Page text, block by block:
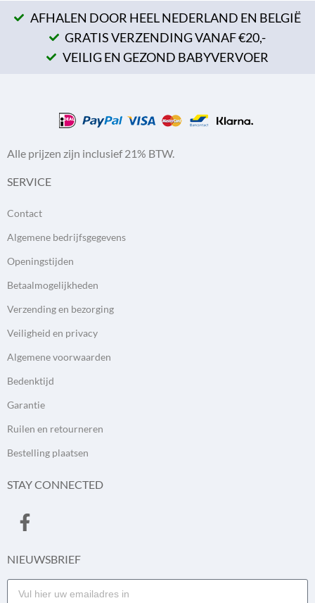
AFHALEN DOOR HEEL NEDERLAND EN BELGIË
GRATIS VERZENDING VANAF €20,-
VEILIG EN GEZOND BABYVERVOER
Alle prijzen zijn inclusief 21% BTW.
SERVICE
Contact
Algemene bedrijfsgegevens
Openingstijden
Betaalmogelijkheden
Verzending en bezorging
Veiligheid en privacy
Algemene voorwaarden
Bedenktijd
Garantie
Ruilen en retourneren
Bestelling plaatsen
STAY CONNECTED
NIEUWSBRIEF